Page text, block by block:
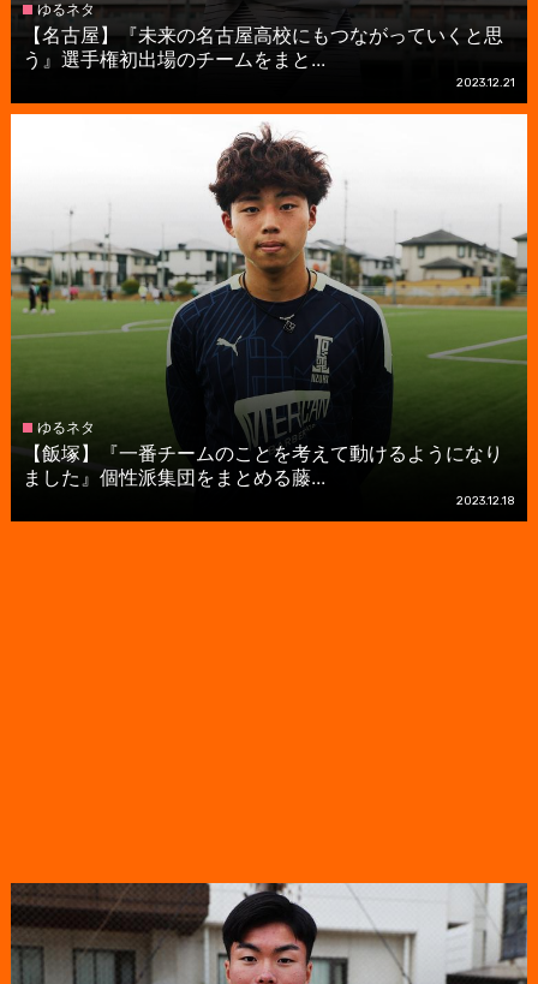
ゆるネタ
【名古屋】『未来の名古屋高校にもつながっていくと思
う』選手権初出場のチームをまと...
2023.12.21
ゆるネタ
【飯塚】『一番チームのことを考えて動けるようになり
ました』個性派集団をまとめる藤...
2023.12.18